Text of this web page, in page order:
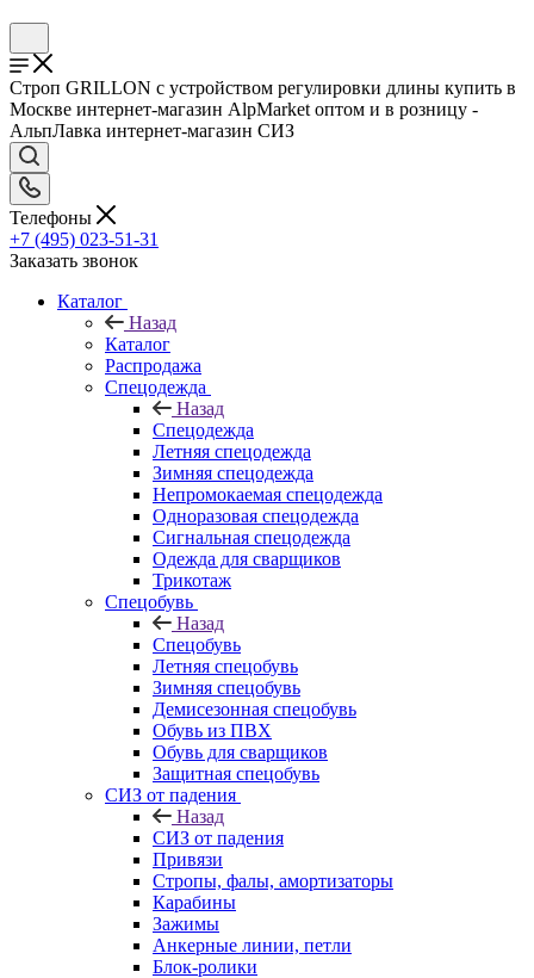
Строп GRILLON с устройством регулировки длины купить в
Москве интернет-магазин AlpMarket оптом и в розницу -
АльпЛавка интернет-магазин СИЗ
Телефоны
+7 (495) 023-51-31
Заказать звонок
Каталог
Назад
Каталог
Распродажа
Спецодежда
Назад
Спецодежда
Летняя спецодежда
Зимняя спецодежда
Непромокаемая спецодежда
Одноразовая спецодежда
Сигнальная спецодежда
Одежда для сварщиков
Трикотаж
Спецобувь
Назад
Спецобувь
Летняя спецобувь
Зимняя спецобувь
Демисезонная спецобувь
Обувь из ПВХ
Обувь для сварщиков
Защитная спецобувь
СИЗ от падения
Назад
СИЗ от падения
Привязи
Стропы, фалы, амортизаторы
Карабины
Зажимы
Анкерные линии, петли
Блок-ролики